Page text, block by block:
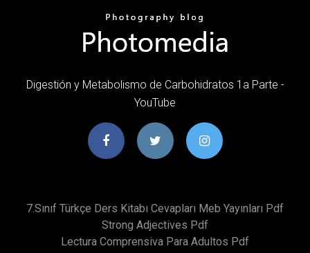
Digestión y Metabolismo de Carbohidratos 1a Parte -
YouTube
7.sınıf Türkçe Ders Kitabı Cevapları Meb Yayınları Pdf
Strong Adjectives Pdf
Lectura Comprensiva Para Adultos Pdf